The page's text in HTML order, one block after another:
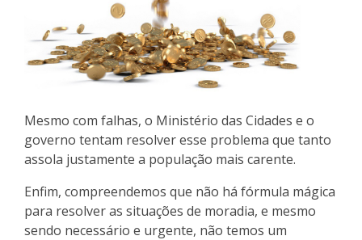
Mesmo com falhas, o Ministério das Cidades e o
governo tentam resolver esse problema que tanto
assola justamente a população mais carente.
Enfim, compreendemos que não há fórmula mágica
para resolver as situações de moradia, e mesmo
sendo necessário e urgente, não temos um